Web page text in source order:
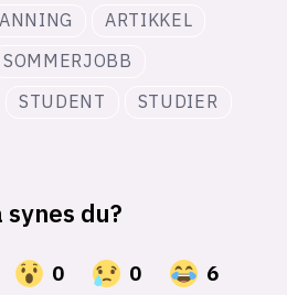
ARTIKKEL
SOMMERJOBB
STUDENT
STUDIER